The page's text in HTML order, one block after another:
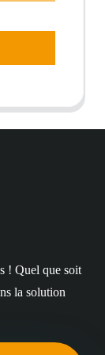
! Quel que soit
la solution